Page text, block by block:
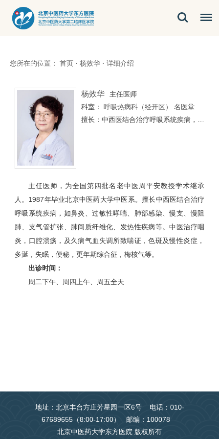
您所在的位置： 首页 · 杨效华 · 详细介绍
杨效华
主任医师
科室： 呼吸热病科（经开区）
名医堂
主任医师，为全国第四批名老中医周平安教授学术继承
人。1987年毕业北京中医药大学中医系。擅长中西医结合治疗
呼吸系统疾病，如鼻炎、过敏性哮喘、肺部感染、慢支、慢阻
肺、支气管扩张、肺间质纤维化、发热性疾病等。中医治疗咽
炎，口腔溃疡，及久病气血失调所致喘证，色斑及慢性炎症，
多涎，失眠，便秘，更年期综合征，梅核气等。
出诊时间：
周二下午、周四上午、周五全天
地址：北京丰台方庄芳星园一区6号 电话：010-
67689655（8:00-17:00） 邮编：100078
北京中医药大学东方医院 版权所有